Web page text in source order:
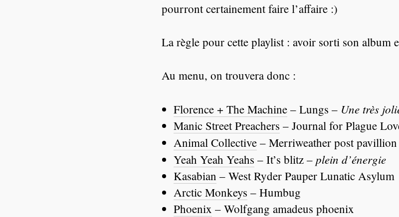
pourront certainement faire l’affaire :)
La règle pour cette playlist : avoir sorti son album
Au menu, on trouvera donc :
Florence + The Machine – Lungs – Une très
Manic Street Preachers – Journal for Plague
Animal Collective – Merriweather post
Yeah Yeah Yeahs – It’s blitz – plein d’énergie
Kasabian – West Ryder Pauper Lunatic Asylum
Arctic Monkeys – Humbug
Phoenix – Wolfgang amadeus phoenix